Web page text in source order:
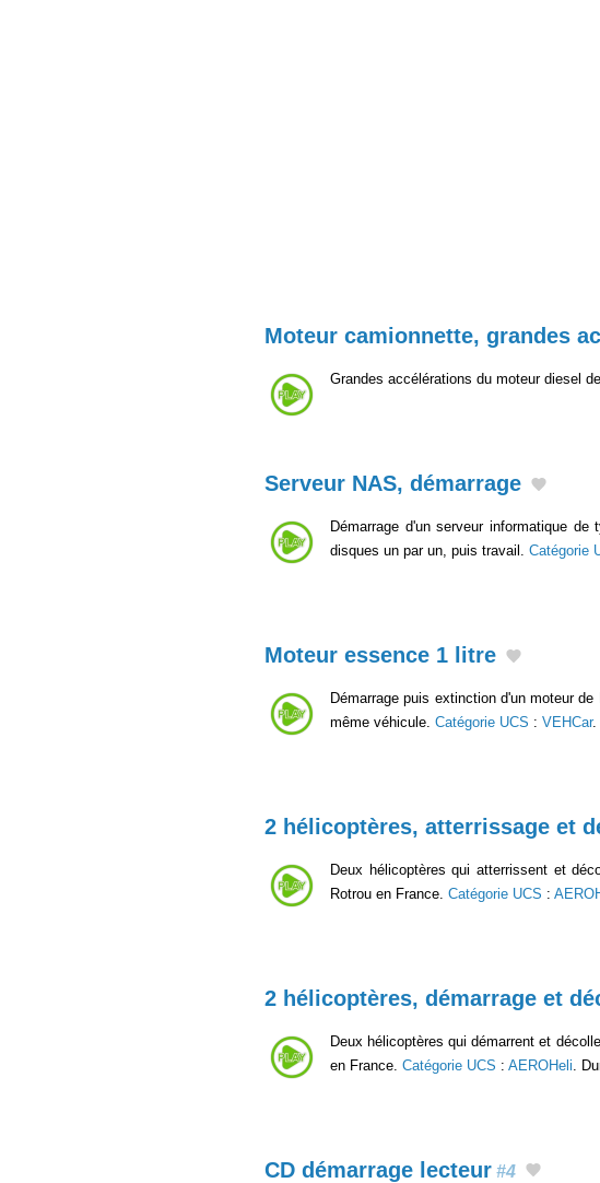
Moteur camionnette, grandes
Grandes accélérations du moteur diesel
Serveur NAS, démarrage
Démarrage d'un serveur informatique
disques un par un, puis travail. Catégorie
Moteur essence 1 litre
Démarrage puis extinction d'un moteur
même véhicule. Catégorie UCS : VEHCar.
2 hélicoptères, atterrissage et
Deux hélicoptères qui atterrissent et
Rotrou en France. Catégorie UCS :
2 hélicoptères, démarrage et
Deux hélicoptères qui démarrent et
en France. Catégorie UCS : AEROHeli .
CD démarrage lecteur #4